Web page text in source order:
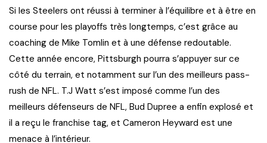
Si les Steelers ont réussi à terminer à l’équilibre et à être en
course pour les playoffs très longtemps, c’est grâce au
coaching de Mike Tomlin et à une défense redoutable.
Cette année encore, Pittsburgh pourra s’appuyer sur ce
côté du terrain, et notamment sur l’un des meilleurs pass-
rush de NFL. T.J Watt s’est imposé comme l’un des
meilleurs défenseurs de NFL, Bud Dupree a enfin explosé et
il a reçu le franchise tag, et Cameron Heyward est une
menace à l’intérieur.